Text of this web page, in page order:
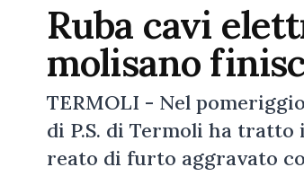
Ruba cavi
molisano
TERMOLI - Nel
di P.S. di Termoli ha
reato di furto aggravato